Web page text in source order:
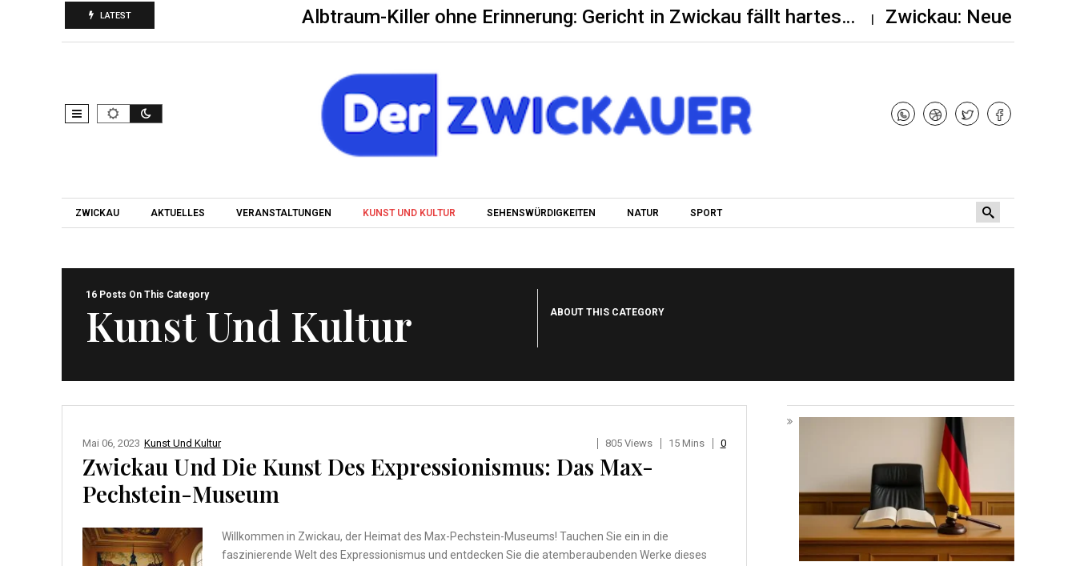
LATEST Albtraum-Killer ohne Erinnerung: Gericht in Zwickau fällt hartes… Zwickau: Neue
Skip to content
ZWICKAU AKTUELLES VERANSTALTUNGEN KUNST UND KULTUR SEHENSWÜRDIGKEITEN NATUR SPORT
16 Posts On This Category
Kunst Und Kultur ABOUT THIS CATEGORY
Kunst Und Kultur
Mai 06, 2023 805 Views 15 Mins 0
Zwickau Und Die Kunst Des Expressionismus: Das Max-
Pechstein-Museum
Willkommen in Zwickau, der Heimat des Max-Pechstein-Museums! Tauchen Sie ein in die
faszinierende Welt des Expressionismus und entdecken Sie die atemberaubenden Werke dieses